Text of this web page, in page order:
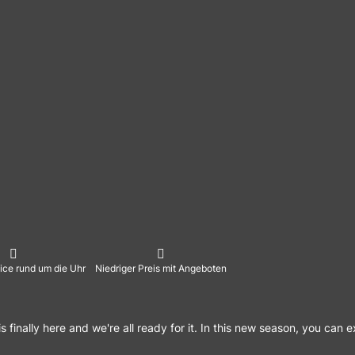
rund um die Uhr Niedriger Preis mit Angeboten
finally here and we're all ready for it. In this new season, you can